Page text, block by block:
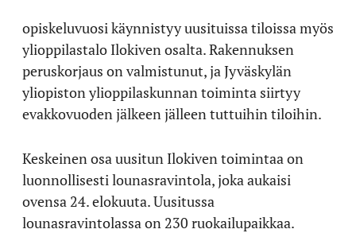
opiskeluvuosi käynnistyy uusituissa tiloissa myös
ylioppilastalo Ilokiven osalta. Rakennuksen
peruskorjaus on valmistunut, ja Jyväskylän
yliopiston ylioppilaskunnan toiminta siirtyy
evakkovuoden jälkeen jälleen tuttuihin tiloihin.
Keskeinen osa uusitun Ilokiven toimintaa on
luonnollisesti lounasravintola, joka aukaisi
ovensa 24. elokuuta. Uusitussa
lounasravintolassa on 230 ruokailupaikkaa.